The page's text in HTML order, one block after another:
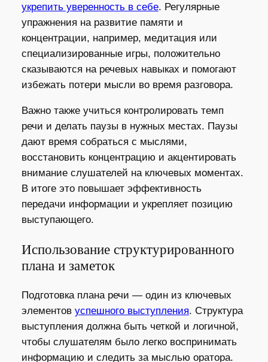
укрепить уверенность в себе. Регулярные
упражнения на развитие памяти и
концентрации, например, медитация или
специализированные игры, положительно
сказываются на речевых навыках и помогают
избежать потери мысли во время разговора.
Важно также учиться контролировать темп
речи и делать паузы в нужных местах. Паузы
дают время собраться с мыслями,
восстановить концентрацию и акцентировать
внимание слушателей на ключевых моментах.
В итоге это повышает эффективность
передачи информации и укрепляет позицию
выступающего.
Использование структурированного
плана и заметок
Подготовка плана речи — один из ключевых
элементов успешного выступления. Структура
выступления должна быть четкой и логичной,
чтобы слушателям было легко воспринимать
информацию и следить за мыслью оратора.